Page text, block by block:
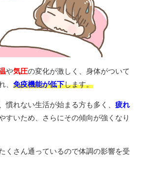
や気圧の変化が激しく、身体がついて
、 免疫機能が低下します。
慣れない生活が始まる方も多く、 疲れ
すいため、さらにその傾向が強くなり
くさん通っているので体調の影響を受